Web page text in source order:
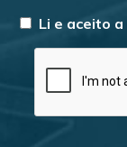
Li e aceito a